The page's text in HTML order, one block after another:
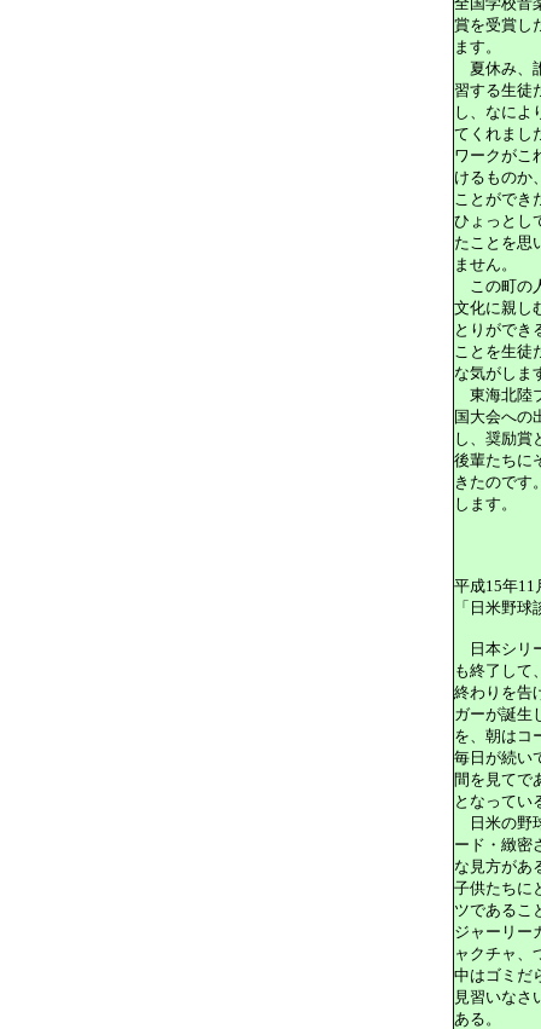
賞を受賞し
ます。
夏休み、
習する生徒
し、なによ
てくれまし
ワークがこ
けるものか
ことができ
ひょっとし
たことを思
ません。
この町の
文化に親し
とりができ
ことを生徒
な気がしま
東海北陸
国大会への
し、奨励賞
後輩たちに
きたのです
します。
平成15年11
「日米野球
日本シリ
も終了して
終わりを告
ガーが誕生
を、朝はコ
毎日が続い
間を見てで
となってい
日米の野
ード・緻密
な見方があ
子供たちに
ツであるこ
ジャーリー
ャクチャ、
中はゴミだ
見習いなさ
ある。